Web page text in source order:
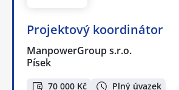
Projektový koordinátor
ManpowerGroup s.r.o.
Písek
70 000 Kč Plný úvazek